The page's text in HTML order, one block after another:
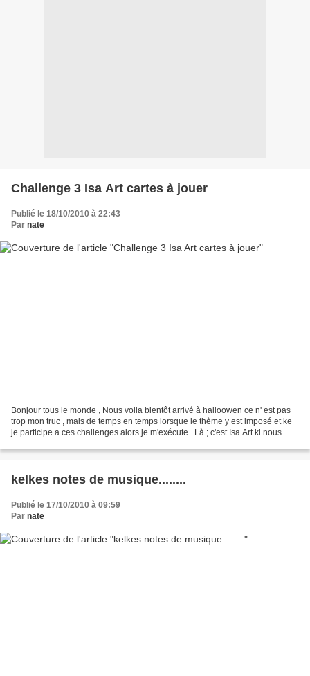
Challenge 3 Isa Art cartes à jouer
Publié le 18/10/2010 à 22:43
Par nate
Bonjour tous le monde , Nous voila bientôt arrivé à halloowen ce n' est pas
trop mon truc , mais de temps en temps lorsque le thème y est imposé et ke
je participe a ces challenges alors je m'exécute . Là ; c'est Isa Art ki nous
kelkes notes de musique........
Publié le 17/10/2010 à 09:59
Par nate